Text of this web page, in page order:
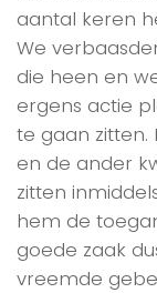
aantal keren
We
die heen en
ergens actie
te gaan zitten.
en de ander
zitten
hem de
goede zaak
vreemde